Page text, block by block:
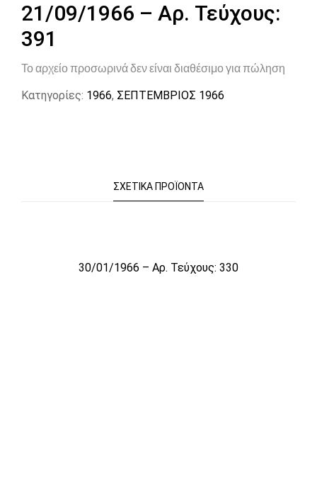
21/09/1966 – Αρ. Τεύχους:
391
Το αρχείο προσωρινά δεν είναι διαθέσιμο για πώληση
Κατηγορίες: 1966, ΣΕΠΤΕΜΒΡΙΟΣ 1966
ΣΧΕΤΙΚΆ ΠΡΟΪΌΝΤΑ
Το αρχείο προσωρινά δεν είναι διαθέσιμο για πώληση
30/01/1966 – Αρ. Τεύχους: 330